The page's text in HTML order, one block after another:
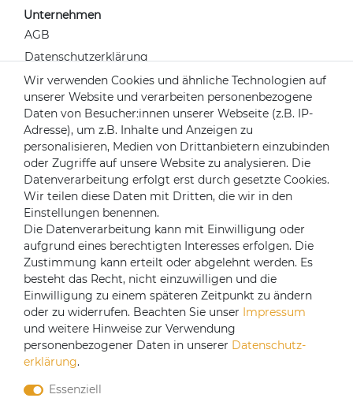
Unternehmen
AGB
Datenschutzerklärung
Widerrufsrecht
Impressum
Kontakt
Über uns
Mein Konto
Login
Registrieren
Versandpartner
Wir verwenden Cookies und ähnliche Technologien auf
unserer Website und verarbeiten personenbezogene
Daten von Besucher:innen unserer Webseite (z.B. IP-
Adresse), um z.B. Inhalte und Anzeigen zu
personalisieren, Medien von Drittanbietern einzubinden
oder Zugriffe auf unsere Website zu analysieren. Die
Datenverarbeitung erfolgt erst durch gesetzte Cookies.
Wir teilen diese Daten mit Dritten, die wir in den
Einstellungen benennen.
Die Datenverarbeitung kann mit Einwilligung oder
aufgrund eines berechtigten Interesses erfolgen. Die
Zustimmung kann erteilt oder abgelehnt werden. Es
besteht das Recht, nicht einzuwilligen und die
Einwilligung zu einem späteren Zeitpunkt zu ändern
oder zu widerrufen. Beachten Sie unser Impressum
und weitere Hinweise zur Verwendung
personenbezogener Daten in unserer Daten­schutz­
erklärung.
Essenziell